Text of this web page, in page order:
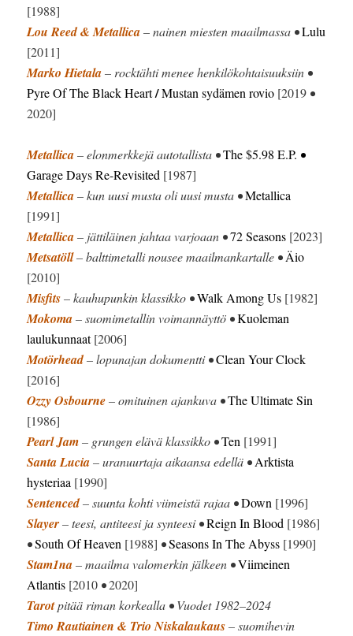
[1988]
Lou Reed & Metallica– nainen miesten maailmassa •Lulu
[2011]
Marko Hietala– rocktähti menee henkilökohtaisuuksiin •
Pyre Of The Black Heart/Mustan sydämen rovio [2019 •
2020]
Metallica– elonmerkkejä autotallista •The $5.98 E.P. •
Garage Days Re-Revisited [1987]
Metallica– kun uusi musta oli uusi musta •Metallica
[1991]
Metallica– jättiläinen jahtaa varjoaan •72 Seasons [2023]
Metsatöll– balttimetalli nousee maailmankartalle •Äio
[2010]
Misfits– kauhupunkin klassikko •Walk Among Us [1982]
Mokoma– suomimetallin voimannäyttö •Kuoleman
laulukunnaat[2006]
Motörhead– lopunajan dokumentti •Clean Your Clock
[2016]
Ozzy Osbourne– omituinen ajankuva •The Ultimate Sin
[1986]
Pearl Jam– grungen elävä klassikko •Ten [1991]
Santa Lucia– uranuurtaja aikaansa edellä •Arktista
hysteriaa [1990]
Sentenced– suunta kohti viimeistä rajaa •Down [1996]
Slayer– teesi, antiteesi ja synteesi •Reign In Blood [1986]
•South Of Heaven [1988] •Seasons In The Abyss [1990]
Stam1na– maailma valomerkin jälkeen •Viimeinen
Atlantis [2010 •2020]
Tarotpitää riman korkealla • Vuodet 1982–2024
Timo Rautiainen & Trio Niskalaukaus– suomihevin